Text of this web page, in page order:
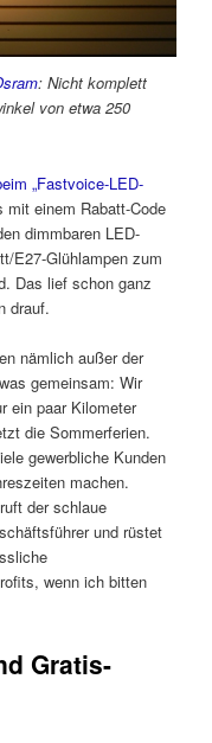
: Nicht komplett
von etwa 250
„Fastvoice-LED-
mit einem Rabatt-Code
dimmbaren LED-
E27-Glühlampen zum
Das lief schon ganz
drauf.
nämlich außer der
gemeinsam: Wir
ein paar Kilometer
die Sommerferien.
gewerbliche Kunden
machen.
der schlaue
und rüstet
wenn ich bitten
Gratis-